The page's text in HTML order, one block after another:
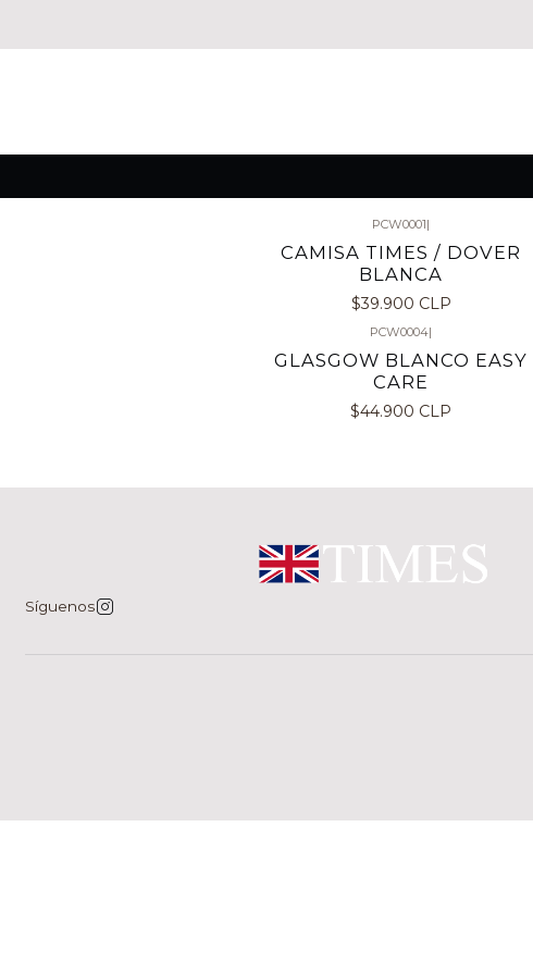
PCW0001|
CAMISA TIMES / DOVER
BLANCA
$39.900 CLP
PCW0004|
GLASGOW BLANCO EASY
CARE
$44.900 CLP
Síguenos